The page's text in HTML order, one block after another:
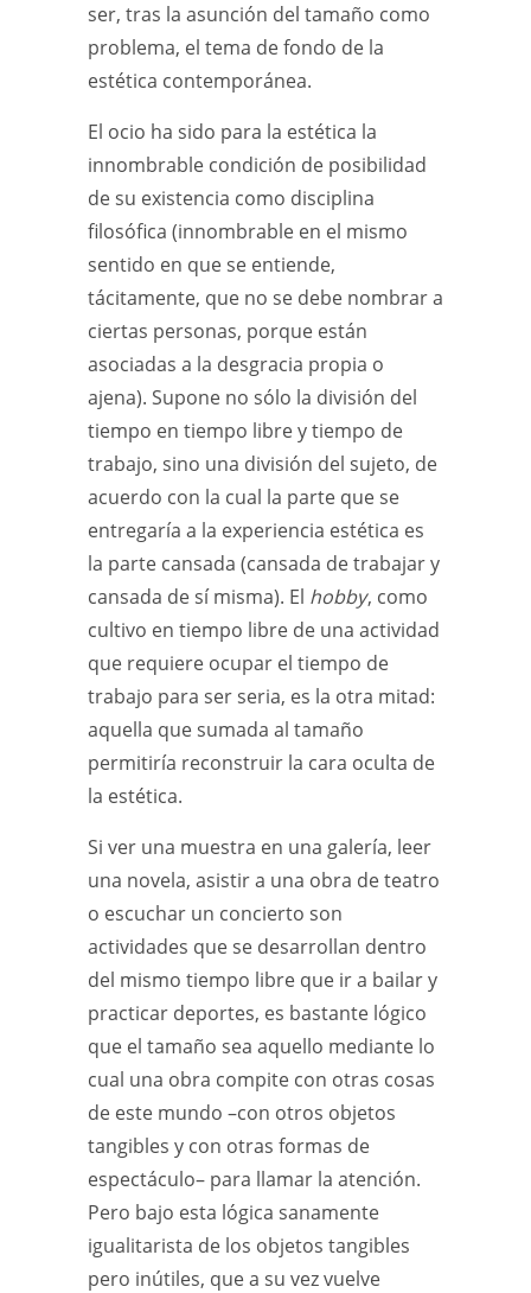
ser, tras la asunción del tamaño como
problema, el tema de fondo de la
estética contemporánea.
El ocio ha sido para la estética la
innombrable condición de posibilidad
de su existencia como disciplina
filosófica (innombrable en el mismo
sentido en que se entiende,
tácitamente, que no se debe nombrar a
ciertas personas, porque están
asociadas a la desgracia propia o
ajena). Supone no sólo la división del
tiempo en tiempo libre y tiempo de
trabajo, sino una división del sujeto, de
acuerdo con la cual la parte que se
entregaría a la experiencia estética es
la parte cansada (cansada de trabajar y
cansada de sí misma). El hobby, como
cultivo en tiempo libre de una actividad
que requiere ocupar el tiempo de
trabajo para ser seria, es la otra mitad:
aquella que sumada al tamaño
permitiría reconstruir la cara oculta de
la estética.
Si ver una muestra en una galería, leer
una novela, asistir a una obra de teatro
o escuchar un concierto son
actividades que se desarrollan dentro
del mismo tiempo libre que ir a bailar y
practicar deportes, es bastante lógico
que el tamaño sea aquello mediante lo
cual una obra compite con otras cosas
de este mundo –con otros objetos
tangibles y con otras formas de
espectáculo– para llamar la atención.
Pero bajo esta lógica sanamente
igualitarista de los objetos tangibles
pero inútiles, que a su vez vuelve